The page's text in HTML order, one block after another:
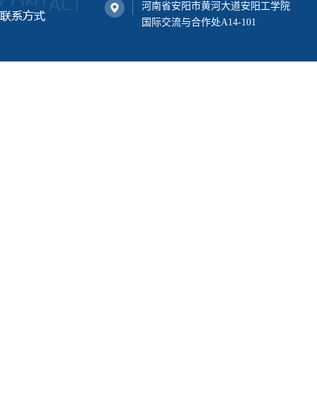
河南省安阳市黄河大道安阳工学院
国际交流与合作处A14-101